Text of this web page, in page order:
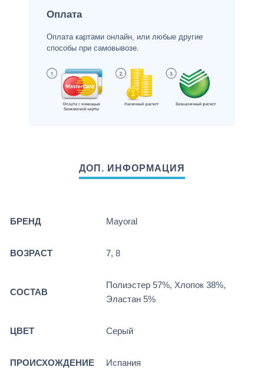
Оплата
Оплата картами онлайн, или любые другие
способы при самовывозе.
БРЕНД Mayoral
ВОЗРАСТ 7, 8
СОСТАВ
Полиэстер 57%, Хлопок 38%,
Эластан 5%
ЦВЕТ Серый
ПРОИСХОЖДЕНИЕ Испания